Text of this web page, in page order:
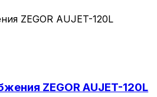
ZEGOR AUJET-120L
ZEGOR AUJET-120L